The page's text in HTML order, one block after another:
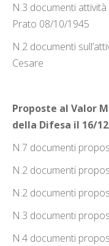
N.3 documenti
Prato 08/10/1945
N.2 documenti
Cesare
Proposte al Valor
della Difesa il 16/
N.7 documenti
N.2 documenti
N.2 documenti
N.3 documenti
N.4 documenti